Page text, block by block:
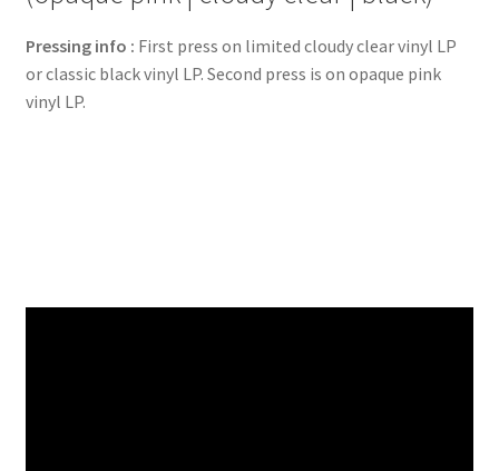
Pressing info : First press on limited cloudy clear vinyl LP
or classic black vinyl LP. Second press is on opaque pink
vinyl LP.